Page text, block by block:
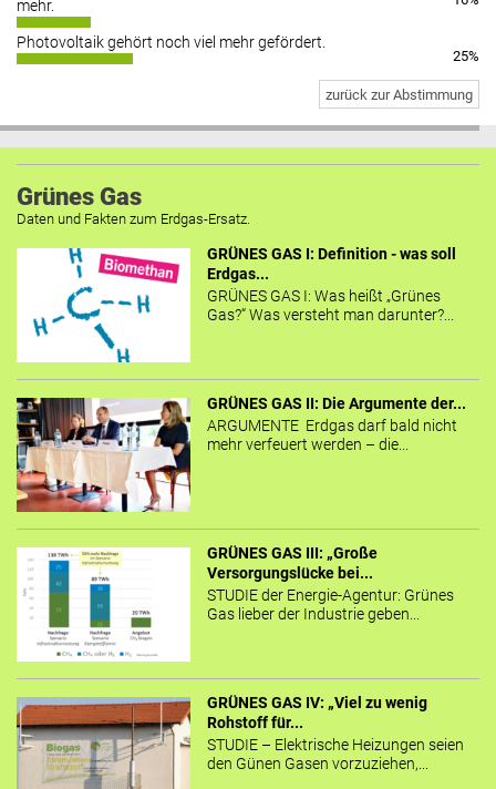
mehr.
Photovoltaik gehört noch viel mehr gefördert.
25%
zurück zur Abstimmung
Grünes Gas
Daten und Fakten zum Erdgas-Ersatz.
GRÜNES GAS I: Definition - was soll
Erdgas...
GRÜNES GAS I: Was heißt „Grünes
Gas?“ Was versteht man darunter?...
GRÜNES GAS II: Die Argumente der...
ARGUMENTE Erdgas darf bald nicht
mehr verfeuert werden – die...
GRÜNES GAS III: „Große
Versorgungslücke bei...
STUDIE der Energie-Agentur: Grünes
Gas lieber der Industrie geben...
GRÜNES GAS IV: „Viel zu wenig
Rohstoff für...
STUDIE – Elektrische Heizungen seien
den Günen Gasen vorzuziehen,...